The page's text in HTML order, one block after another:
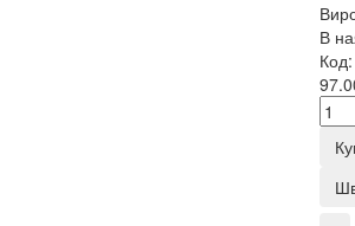
В
Код: